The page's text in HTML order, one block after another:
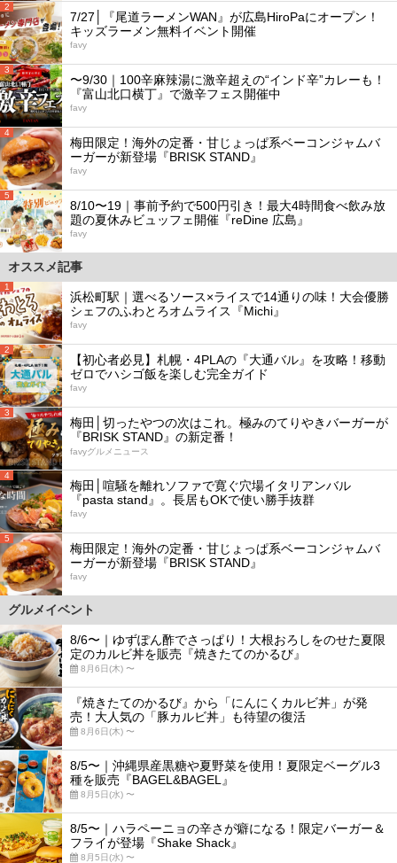
2
7/27│『尾道ラーメンWAN』が広島HiroPaにオープン！
キッズラーメン無料イベント開催
favy
3
〜9/30｜100辛麻辣湯に激辛超えの“インド辛”カレーも！
『富山北口横丁』で激辛フェス開催中
favy
4
梅田限定！海外の定番・甘じょっぱ系ベーコンジャムバ
ーガーが新登場『BRISK STAND』
favy
5
8/10〜19｜事前予約で500円引き！最大4時間食べ飲み放
題の夏休みビュッフェ開催『reDine 広島』
favy
オススメ記事
1
浜松町駅｜選べるソース×ライスで14通りの味！大会優勝
シェフのふわとろオムライス『Michi』
favy
2
【初心者必見】札幌・4PLAの『大通バル』を攻略！移動
ゼロでハシゴ飯を楽しむ完全ガイド
favy
3
梅田│切ったやつの次はこれ。極みのてりやきバーガーが
『BRISK STAND』の新定番！
favyグルメニュース
4
梅田│喧騒を離れソファで寛ぐ穴場イタリアンバル
『pasta stand』。長居もOKで使い勝手抜群
favy
5
梅田限定！海外の定番・甘じょっぱ系ベーコンジャムバ
ーガーが新登場『BRISK STAND』
favy
グルメイベント
8/6〜｜ゆずぽん酢でさっぱり！大根おろしをのせた夏限
定のカルビ丼を販売『焼きたてのかるび』
8月6日(木) 〜
『焼きたてのかるび』から「にんにくカルビ丼」が発
売！大人気の「豚カルビ丼」も待望の復活
8月6日(木) 〜
8/5〜｜沖縄県産黒糖や夏野菜を使用！夏限定ベーグル3
種を販売『BAGEL&BAGEL』
8月5日(水) 〜
8/5〜｜ハラペーニョの辛さが癖になる！限定バーガー＆
フライが登場『Shake Shack』
8月5日(水) 〜